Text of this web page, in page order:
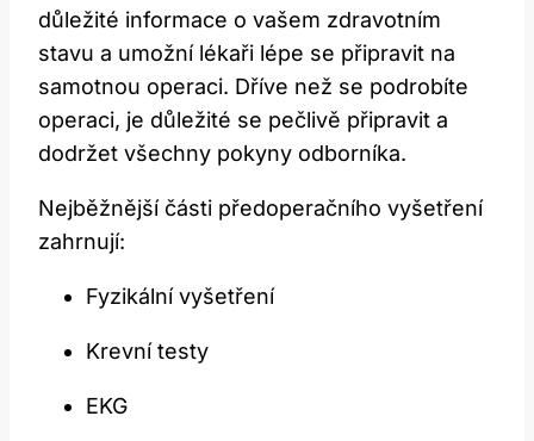
důležité informace o vašem zdravotním
stavu⁤ a umožní lékaři lépe se připravit na
samotnou operaci. ‍Dříve než se ​podrobíte
operaci,⁢ je důležité ⁣se pečlivě připravit a
‍dodržet všechny pokyny odborníka.
Nejběžnější části předoperačního vyšetření⁣
zahrnují:
Fyzikální vyšetření
Krevní ‌testy
EKG